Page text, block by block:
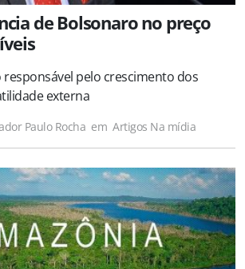
de Bolsonaro no preço
pelo crescimento dos
externa
Paulo Rocha em Artigos Na mídia